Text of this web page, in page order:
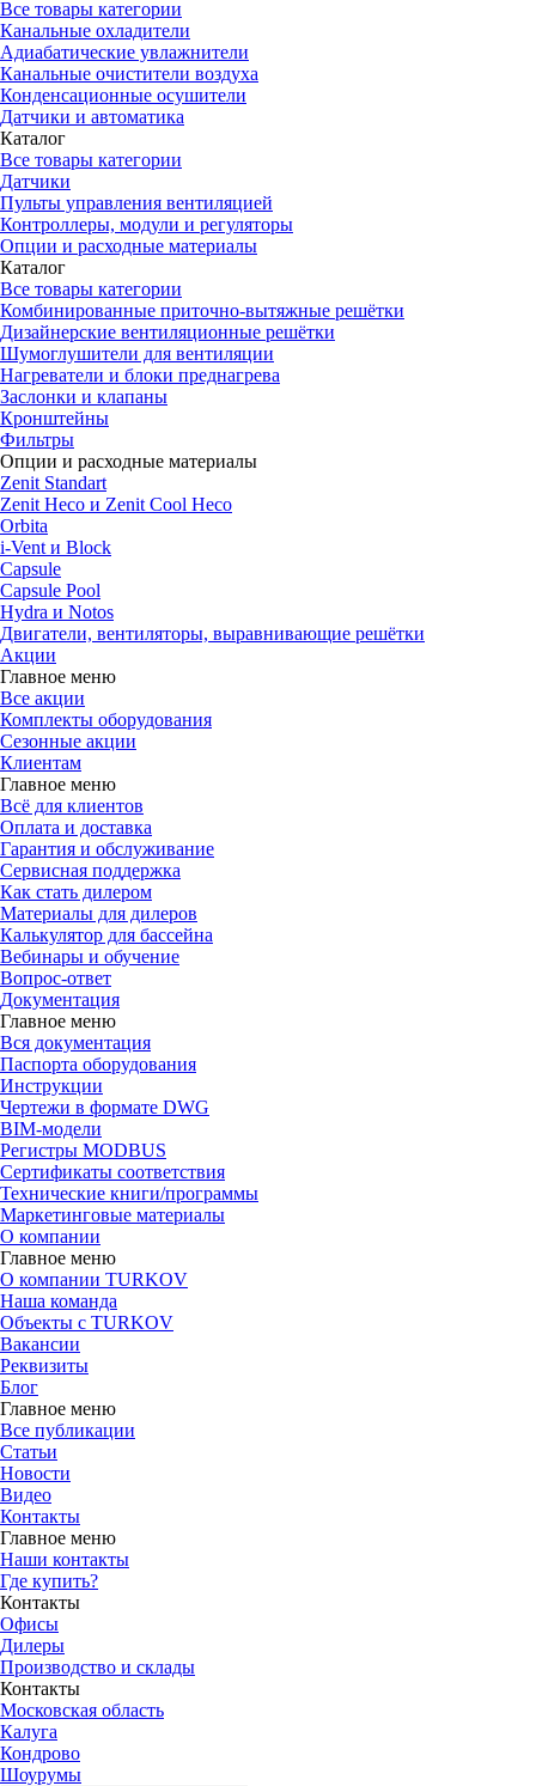
Все товары категории
Канальные охладители
Адиабатические увлажнители
Канальные очистители воздуха
Конденсационные осушители
Датчики и автоматика
Каталог
Все товары категории
Датчики
Пульты управления вентиляцией
Контроллеры, модули и регуляторы
Опции и расходные материалы
Каталог
Все товары категории
Комбинированные приточно-вытяжные решётки
Дизайнерские вентиляционные решётки
Шумоглушители для вентиляции
Нагреватели и блоки преднагрева
Заслонки и клапаны
Кронштейны
Фильтры
Опции и расходные материалы
Zenit Standart
Zenit Heco и Zenit Cool Heco
Orbita
i-Vent и Block
Capsule
Capsule Pool
Hydra и Notos
Двигатели, вентиляторы, выравнивающие решётки
Акции
Главное меню
Все акции
Комплекты оборудования
Сезонные акции
Клиентам
Главное меню
Всё для клиентов
Оплата и доставка
Гарантия и обслуживание
Сервисная поддержка
Как стать дилером
Материалы для дилеров
Калькулятор для бассейна
Вебинары и обучение
Вопрос-ответ
Документация
Главное меню
Вся документация
Паспорта оборудования
Инструкции
Чертежи в формате DWG
BIM-модели
Регистры MODBUS
Сертификаты соответствия
Технические книги/программы
Маркетинговые материалы
О компании
Главное меню
О компании TURKOV
Наша команда
Объекты с TURKOV
Вакансии
Реквизиты
Блог
Главное меню
Все публикации
Статьи
Новости
Видео
Контакты
Главное меню
Наши контакты
Где купить?
Контакты
Офисы
Дилеры
Производство и склады
Контакты
Московская область
Калуга
Кондрово
Шоурумы